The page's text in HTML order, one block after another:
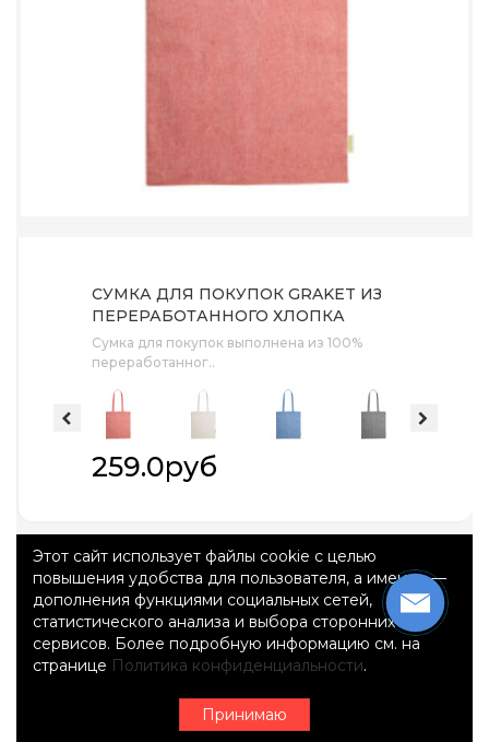
СУМКА ДЛЯ ПОКУПОК GRAKET ИЗ
ПЕРЕРАБОТАННОГО ХЛОПКА
Сумка для покупок выполнена из 100%
переработанног..
259.0руб
Этот сайт использует файлы cookie с целью
повышения удобства для пользователя, а именно —
дополнения функциями социальных сетей,
статистического анализа и выбора сторонних
сервисов. Более подробную информацию см. на
странице Политика конфиденциальности.
Принимаю